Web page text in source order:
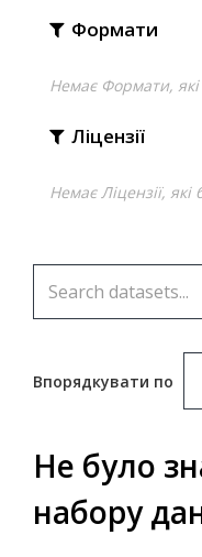
Формати
Немає Формати,
Ліцензії
Немає Ліцензії,
Впорядкувати по
Не було
набору